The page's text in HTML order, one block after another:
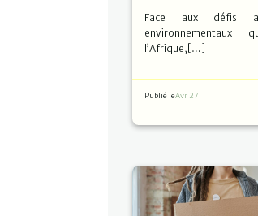
Face aux défis
environnementaux
l’Afrique,[…]
Publié leAvr 27